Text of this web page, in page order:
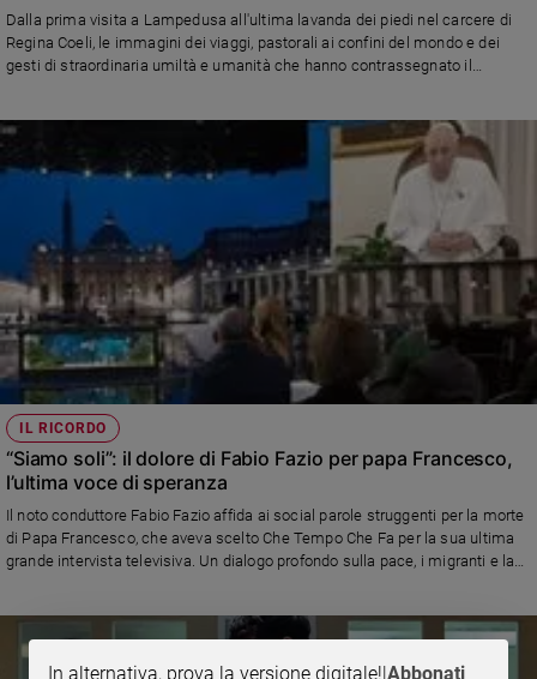
Dalla prima visita a Lampedusa all'ultima lavanda dei piedi nel carcere di
Regina Coeli, le immagini dei viaggi, pastorali ai confini del mondo e dei
gesti di straordinaria umiltà e umanità che hanno contrassegnato il
IL RICORDO
“Siamo soli”: il dolore di Fabio Fazio per papa Francesco,
l’ultima voce di speranza
Il noto conduttore Fabio Fazio affida ai social parole struggenti per la morte
di Papa Francesco, che aveva scelto Che Tempo Che Fa per la sua ultima
grande intervista televisiva. Un dialogo profondo sulla pace, i migranti e la
testimone di un Vangelo vissuto sul mare
In alternativa, prova la versione digitale!|Abbonati